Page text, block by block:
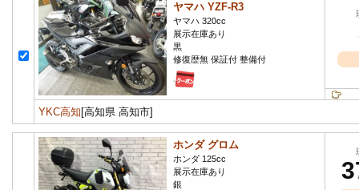
ヤマハ YZF-R3
ヤマハ 320cc
展示在庫あり
黒
修復歴無 保証付 整備付
YKC高知 [高知県 高知市]
ホンダ グロム
ホンダ 125cc
展示在庫あり
銀